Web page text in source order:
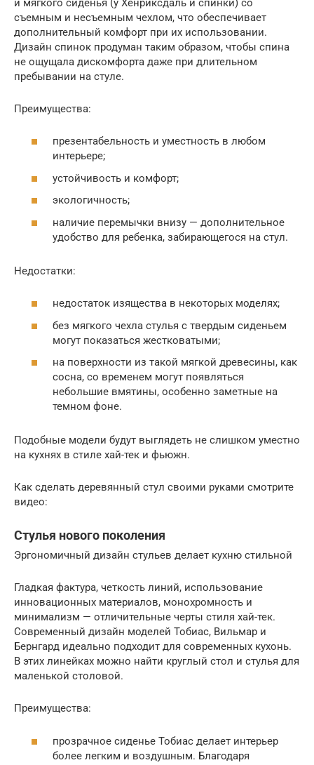
и мягкого сиденья (у Хенриксдаль и спинки) со
съемным и несъемным чехлом, что обеспечивает
дополнительный комфорт при их использовании.
Дизайн спинок продуман таким образом, чтобы спина
не ощущала дискомфорта даже при длительном
пребывании на стуле.
Преимущества:
презентабельность и уместность в любом
интерьере;
устойчивость и комфорт;
экологичность;
наличие перемычки внизу — дополнительное
удобство для ребенка, забирающегося на стул.
Недостатки:
недостаток изящества в некоторых моделях;
без мягкого чехла стулья с твердым сиденьем
могут показаться жестковатыми;
на поверхности из такой мягкой древесины, как
сосна, со временем могут появляться
небольшие вмятины, особенно заметные на
темном фоне.
Подобные модели будут выглядеть не слишком уместно
на кухнях в стиле хай-тек и фьюжн.
Как сделать деревянный стул своими руками смотрите
видео:
Стулья нового поколения
Эргономичный дизайн стульев делает кухню стильной
Гладкая фактура, четкость линий, использование
инновационных материалов, монохромность и
минимализм — отличительные черты стиля хай-тек.
Современный дизайн моделей Тобиас, Вильмар и
Бернгард идеально подходит для современных кухонь.
В этих линейках можно найти круглый стол и стулья для
маленькой столовой.
Преимущества:
прозрачное сиденье Тобиас делает интерьер
более легким и воздушным. Благодаря